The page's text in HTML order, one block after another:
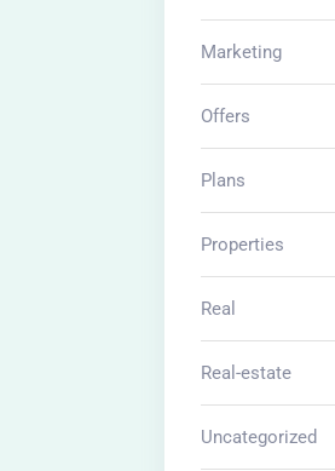
Marketing
Offers
Plans
Properties
Real
Real-estate
Uncategorized